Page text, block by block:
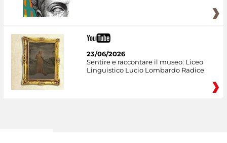
23/06/2026
Sentire e raccontare il museo: Liceo
Linguistico Lucio Lombardo Radice